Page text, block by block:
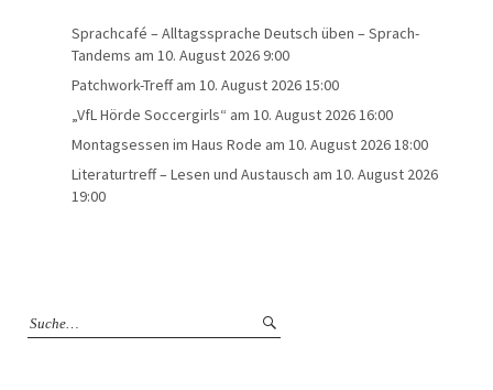
Sprachcafé – Alltagssprache Deutsch üben – Sprach-
Tandems am 10. August 2026 9:00
Patchwork-Treffam 10. August 2026 15:00
„VfL Hörde Soccergirls“ am 10. August 2026 16:00
Montagsessen im Haus Rode am 10. August 2026 18:00
Literaturtreff – Lesen und Austausch am 10. August 2026
19:00